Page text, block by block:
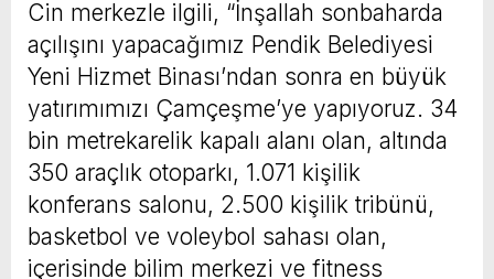
Cin merkezle ilgili, “İnşallah sonbaharda
açılışını yapacağımız Pendik Belediyesi
Yeni Hizmet Binası’ndan sonra en büyük
yatırımımızı Çamçeşme’ye yapıyoruz. 34
bin metrekarelik kapalı alanı olan, altında
350 araçlık otoparkı, 1.071 kişilik
konferans salonu, 2.500 kişilik tribünü,
basketbol ve voleybol sahası olan,
içerisinde bilim merkezi ve fitness